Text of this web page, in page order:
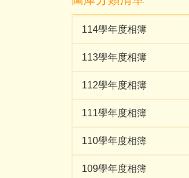
114學年度相簿
113學年度相簿
112學年度相簿
111學年度相簿
110學年度相簿
109學年度相簿